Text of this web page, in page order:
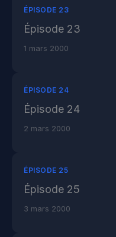
ÉPISODE 23
Épisode 23
1 mars 2000
ÉPISODE 24
Épisode 24
2 mars 2000
ÉPISODE 25
Épisode 25
3 mars 2000